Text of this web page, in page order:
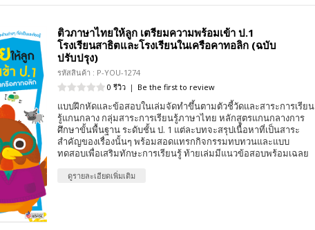
ติวภาษาไทยให้ลูก เตรียมความพร้อมเข้า ป.1
โรงเรียนสาธิตและโรงเรียนในเครือคาทอลิก (ฉบับ
ปรับปรุง)
รหัสสินค้า : P-YOU-1274
0 รีวิว | Be the first to review
แบบฝึกหัดและข้อสอบในเล่มจัดทำขึ้นตามตัวชี้วัดและสาระการเรียน
รู้แกนกลาง กลุ่มสาระการเรียนรู้ภาษาไทย หลักสูตรแกนกลางการ
ศึกษาขั้นพื้นฐาน ระดับชั้น ป. 1 แต่ละบทจะสรุปเนื้อหาที่เป็นสาระ
สำคัญของเรื่องนั้นๆ พร้อมสอดแทรกกิจกรรมทบทวนและแบบ
ทดสอบเพื่อเสริมทักษะการเรียนรู้ ท้ายเล่มมีแนวข้อสอบพร้อมเฉลย
ดูรายละเอียดเพิ่มเติม